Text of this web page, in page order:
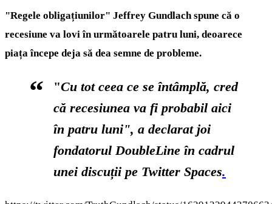
"Regele obligațiunilor" Jeffrey Gundlach spune că o
recesiune va lovi în următoarele patru luni, deoarece
piața începe deja să dea semne de probleme.
"Cu tot ceea ce se întâmplă, cred
că recesiunea va fi probabil aici
în patru luni", a declarat joi
fondatorul DoubleLine în cadrul
unei discuții pe Twitter Spaces.